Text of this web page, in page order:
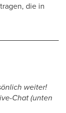
die in
weiter!
Chat (unten